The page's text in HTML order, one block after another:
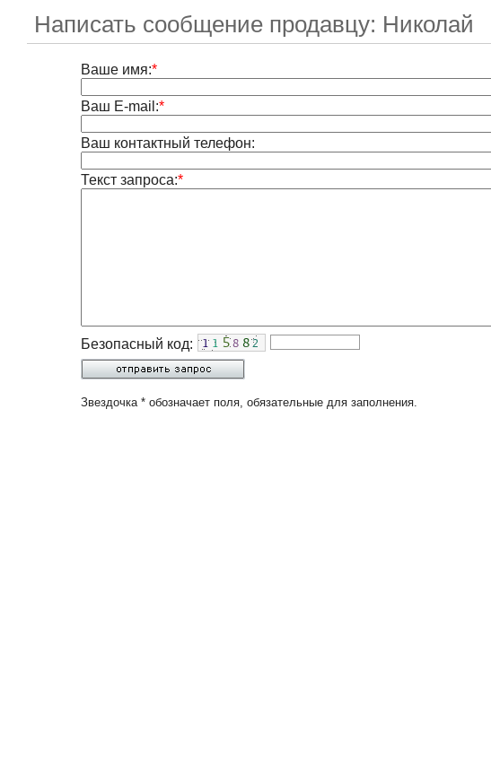
Написать сообщение продавцу: Николай
Ваше имя:*
Ваш E-mail:*
Ваш контактный телефон:
Текст запроса:*
Безопасный код:
Звездочка * обозначает поля, обязательные для заполнения.